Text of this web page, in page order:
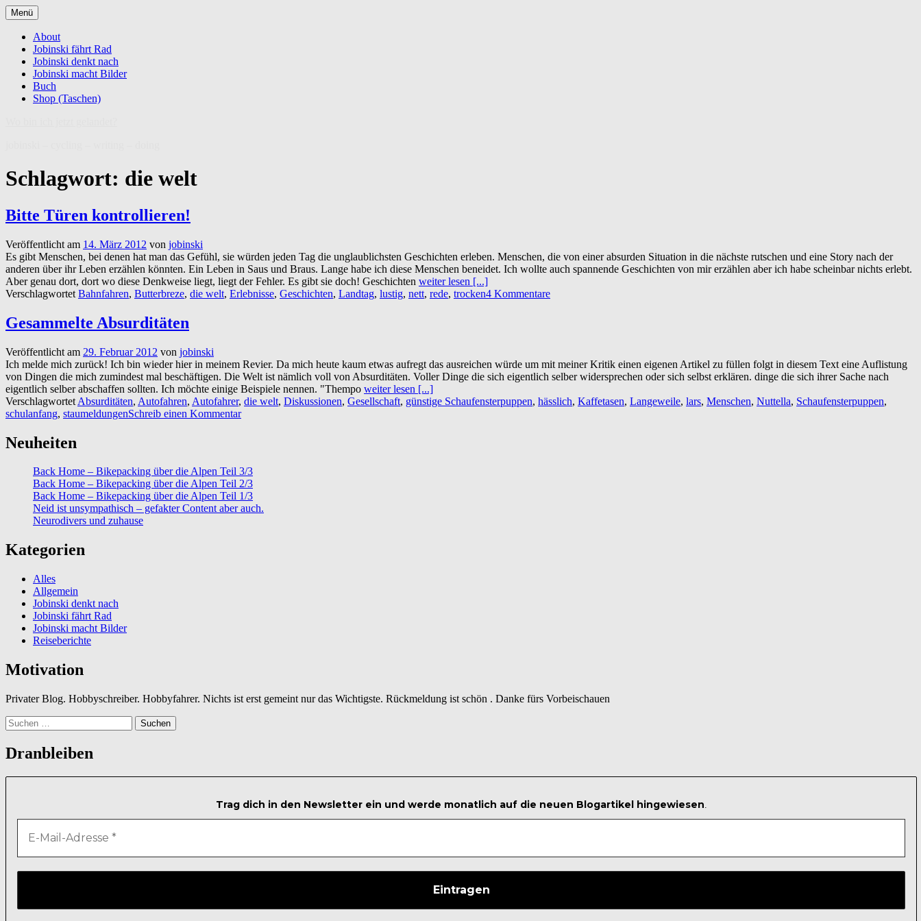
Zum
Inhalt
springen
Menü
About
Jobinski fährt Rad
Jobinski denkt nach
Jobinski macht Bilder
Buch
Shop (Taschen)
Schlagwort: die welt
Bitte Türen kontrollieren!
Veröffentlicht am 14. März 2012 von jobinski
Es gibt Menschen, bei denen hat man das Gefühl, sie würden jeden Tag die unglaublichsten Geschichten erleben. Menschen, die von einer absurden Situation in die nächste rutschen und eine Story nach der
anderen über ihr Leben erzählen könnten. Ein Leben in Saus und Braus. Lange habe ich diese Menschen beneidet. Ich wollte auch spannende Geschichten von mir erzählen aber ich habe scheinbar nichts erlebt.
Aber genau dort, dort wo diese Denkweise liegt, liegt der Fehler. Es gibt sie doch! Geschichten weiter lesen [...]
Verschlagwortet Bahnfahren, Butterbreze, die welt, Erlebnisse, Geschichten, Landtag, lustig, nett, rede, trocken4 Kommentare
Gesammelte Absurditäten
Veröffentlicht am 29. Februar 2012 von jobinski
Ich melde mich zurück! Ich bin wieder hier in meinem Revier. Da mich heute kaum etwas aufregt das ausreichen würde um mit meiner Kritik einen eigenen Artikel zu füllen folgt in diesem Text eine Auflistung
von Dingen die mich zumindest mal beschäftigen. Die Welt ist nämlich voll von Absurditäten. Voller Dinge die sich eigentlich selber widersprechen oder sich selbst erklären. dinge die sich ihrer Sache nach
eigentlich selber abschaffen sollten. Ich möchte einige Beispiele nennen. "Thempo weiter lesen [...]
Verschlagwortet Absurditäten, Autofahren, Autofahrer, die welt, Diskussionen, Gesellschaft, günstige Schaufensterpuppen, hässlich, Kaffetasen, Langeweile, lars, Menschen, Nuttella, Schaufensterpuppen,
schulanfang, staumeldungenSchreib einen Kommentar
Neuheiten
Back Home – Bikepacking über die Alpen Teil 3/3
Back Home – Bikepacking über die Alpen Teil 2/3
Back Home – Bikepacking über die Alpen Teil 1/3
Neid ist unsympathisch – gefakter Content aber auch.
Neurodivers und zuhause
Kategorien
Alles
Allgemein
Jobinski denkt nach
Jobinski fährt Rad
Jobinski macht Bilder
Reiseberichte
Motivation
Privater Blog. Hobbyschreiber. Hobbyfahrer. Nichts ist erst gemeint nur das Wichtigste. Rückmeldung ist schön . Danke fürs Vorbeischauen
Suchen
nach:
Dranbleiben
Trag dich in den Newsletter ein und werde monatlich auf die neuen Blogartikel hingewiesen